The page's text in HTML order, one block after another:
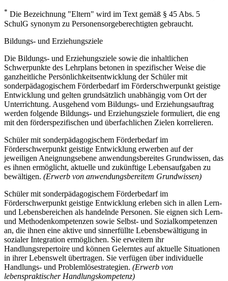
* Die Bezeichnung "Eltern" wird im Text gemäß § 45 Abs. 5
SchulG synonym zu Personensorgeberechtigten gebraucht.
Bildungs- und Erziehungsziele
Die Bildungs- und Erziehungsziele sowie die inhaltlichen
Schwerpunkte des Lehrplans betonen in spezifischer Weise die
ganzheitliche Persönlichkeitsentwicklung der Schüler mit
sonderpädagogischem Förderbedarf im Förderschwerpunkt geistige
Entwicklung und gelten grundsätzlich unabhängig vom Ort der
Unterrichtung. Ausgehend vom Bildungs- und Erziehungsauftrag
werden folgende Bildungs- und Erziehungsziele formuliert, die eng
mit den förderspezifischen und überfachlichen Zielen korrelieren.
Schüler mit sonderpädagogischem Förderbedarf im
Förderschwerpunkt geistige Entwicklung erwerben auf der
jeweiligen Aneignungsebene anwendungsbereites Grundwissen, das
es ihnen ermöglicht, aktuelle und zukünftige Lebensaufgaben zu
bewältigen. (Erwerb von anwendungsbereitem Grundwissen)
Schüler mit sonderpädagogischem Förderbedarf im
Förderschwerpunkt geistige Entwicklung erleben sich in allen Lern-
und Lebensbereichen als handelnde Personen. Sie eignen sich Lern-
und Methodenkompetenzen sowie Selbst- und Sozialkompetenzen
an, die ihnen eine aktive und sinnerfüllte Lebensbewältigung in
sozialer Integration ermöglichen. Sie erweitern ihr
Handlungsrepertoire und können Gelerntes auf aktuelle Situationen
in ihrer Lebenswelt übertragen. Sie verfügen über individuelle
Handlungs- und Problemlösestrategien. (Erwerb von
lebenspraktischer Handlungskompetenz)